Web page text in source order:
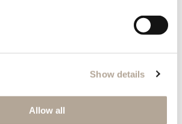
Show details
Allow all